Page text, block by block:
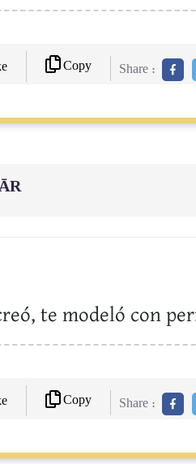
Copy Share :
te modeló con
Copy Share :